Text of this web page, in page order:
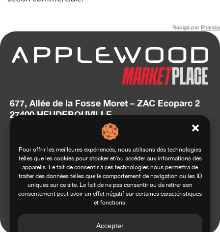
Pour offrir les meilleures expériences, nous utilisons des technologies
telles que les cookies pour stocker et/ou accéder aux informations des
appareils. Le fait de consentir à ces technologies nous permettra de
traiter des données telles que le comportement de navigation ou les ID
uniques sur ce site. Le fait de ne pas consentir ou de retirer son
consentement peut avoir un effet négatif sur certaines caractéristiques
et fonctions.
Accepter
Rédigé par Pharelia
677, Allée de la Fosse Moret – ZAC Ecoparc 2
27400 HEUDEBOUVILLE
hello@applewood.fr
Accédez au site Squadra Group
Mentions légales
Politique de confidentialité